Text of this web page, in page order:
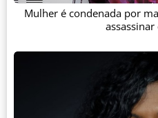
Mulher é condenada por